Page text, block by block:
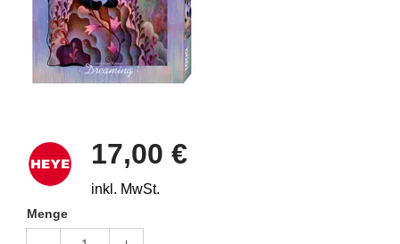
17,00 €
inkl. MwSt.
Menge